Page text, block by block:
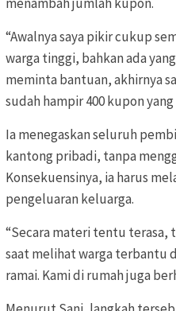
“Awalnya saya pikir cukup
warga tinggi, bahkan ada
meminta bantuan, akhirnya
sudah hampir 400 kupon
Ia menegaskan seluruh
kantong pribadi, tanpa
Konsekuensinya, ia harus
pengeluaran keluarga.
“Secara materi tentu terasa,
saat melihat warga terbantu
ramai. Kami di rumah juga